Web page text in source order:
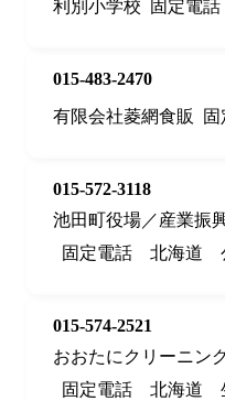
利別小学校
固定電話
015-483-2470
有限会社菱網食販
015-572-3118
池田町役場／産業振
固定電話
北海道
015-574-2521
おおたにクリーニン
固定電話
北海道